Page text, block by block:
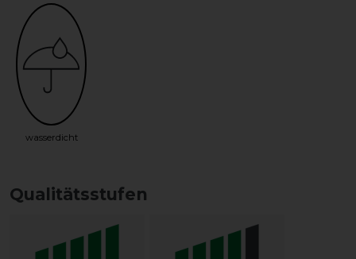
wasserdicht
Qualitätsstufen